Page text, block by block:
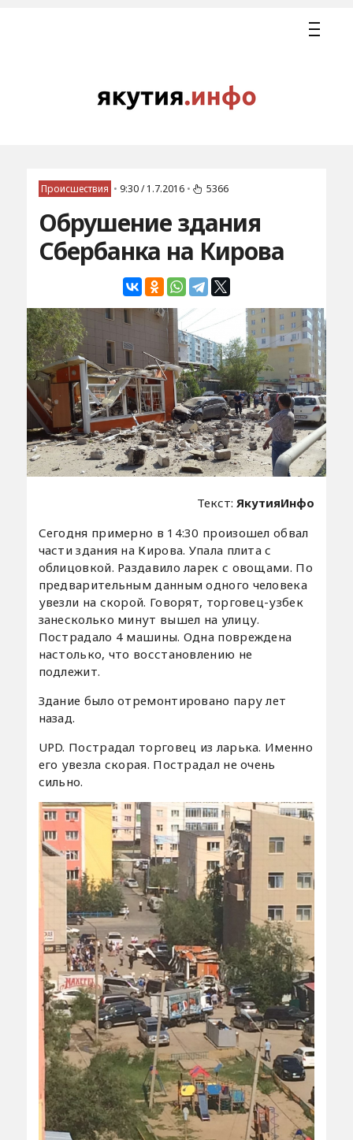
Происшествия • 9:30 / 1.7.2016 • 5366
Обрушение здания
Сбербанка на Кирова
Текст:ЯкутияИнфо
Сегодня примерно в 14:30 произошел обвал
части здания на Кирова. Упала плита с
облицовкой. Раздавило ларек с овощами. По
предварительным данным одного человека
увезли на скорой. Говорят, торговец-узбек
занесколько минут вышел на улицу.
Пострадало 4 машины. Одна повреждена
настолько, что восстановлению не
подлежит.
Здание было отремонтировано пару лет
назад.
UPD. Пострадал торговец из ларька. Именно
его увезла скорая. Пострадал не очень
сильно.